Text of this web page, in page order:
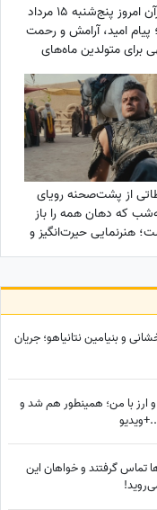
آیه قرآن امروز پنج‌شنبه 15 مرداد
1405؛ پیام امید، آرامش و رحمت
برای متولدین ماه‌های
مختلف
از پشت‌صحنه رویای
که دهان همه را باز
هنرنمایی حیرت‌انگیز و
روزبه حصاری بدون
و بنیامین نتانیاهو؛ جریان
و ارز با من؛ همینطور هم شد و
تماس گرفتند و خواهان این